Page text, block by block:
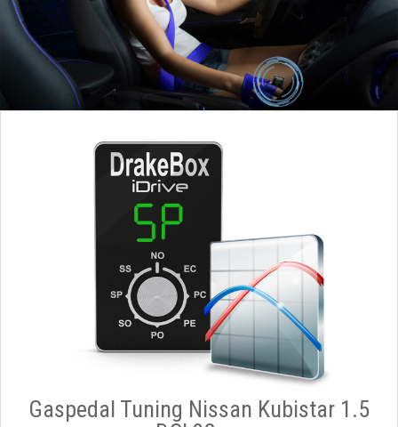
Gaspedal Tuning Nissan Kubistar 1.5